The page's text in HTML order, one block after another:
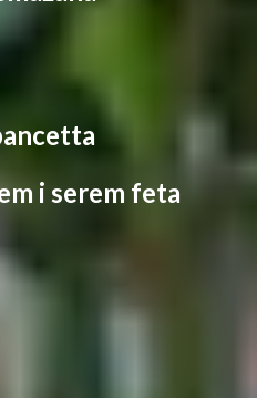
i serem feta